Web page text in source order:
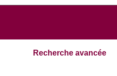
Recherche avancée